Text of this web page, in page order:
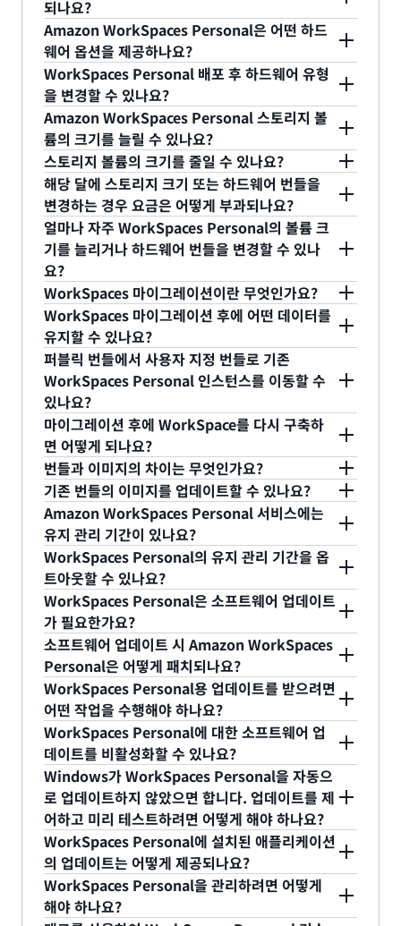
WorkSpaces 관리를 참조하세요.
Ubuntu WorkSpaces Personal: WorkSpaces
의 구성 파일을 수정합니다. 자세한 내용은설명
서에서 Ubuntu WorkSpaces 관리를 참조하세
요.
Red Hat Enterprise Linux WorkSpaces
Personal: WorkSpaces의 구성 파일을 수정합
니다. 자세한 내용은설명서에서 Red Hat
Enterprise Linux WorkSpaces 관리를 참조하
세요.
Rocky Linux WorkSpaces Personal:
WorkSpaces의 구성 파일을 수정합니다. 자세한
내용은설명서에서 Rocky Linux WorkSpaces
관리를 참조하세요.
WorkSpaces Pool: WorkSpaces Pool 디렉터
리의 설정을 변경하면 전체 풀의 설정이 한 번에
변경됩니다. 자세한 내용은 설명서에서
WorkSpaces Pools 디렉터리 구성을 참조하세
요.
특성, 네트워크 성능과 같은 요소를 기반으로 최적의
압축/압축 해제 알고리즘(코덱) 조합을 선택하여 데
스크톱 렌더링을 인코딩하고 사용자의 디바이스에서
실행되는 WorkSpaces 클라이언트 애플리케이션에
픽셀 스트림으로 전송합니다. 고품질 픽셀 스트림을
제공하는 것 외에도 원격 디스플레이 프로토콜은
WorkSpaces에 제공되는 다양한 운영 체제를 지원
할 뿐만 아니라 복사/붙여넣기, 인쇄, 스마트 카드 리
디렉션과 같은 모든 세션 내 기능을 사용할 수 있도록
합니다.
니다.
AWS 제공:Windows Server 2016, Windows
Server 2019, Windows Server 2022, Amazon
Linux 2, Ubuntu 22.04, Rocky Linux8, Red
Hat Enterprise Linux 8
기존 보유 라이선스 사용:Windows 10 및
Windows 11. 현재 지원되는 버전 정보를 보려면
BYOL 설명서를 참조하세요.
되나요?
WorkSpaces Personal은 언제든지 변경할 수 있는
두 가지 요금 옵션을 제공합니다. AlwaysOn 가상 데
스크톱은 무제한 사용에 대해 예측 가능한 월별 고정
요금이 청구되며 이 서비스를 기본 데스크톱으로 사
용하는 사용자에게 즉각적인 액세스를 제공합니다.
AutoStop 시간별 측정은 가상 데스크톱을 사용하지
않을 때는 애플리케이션 및 데이터의 상태를 보존하
면서 과금을 중단하고 사용자가 로그온하면 자동으로
재개됩니다. AutoStop 가상 데스크톱에 대한 청구
에는 저렴한 월별 기본 요금과 인스턴스 사용에 대한
시간당 요금이 포함됩니다. 자세한 내용은
WorkSpaces 요금 페이지를 참조하세요.
Amazon WorkSpaces Personal은 어떤 하드
웨어 옵션을 제공하나요?
Amazon WorkSpaces Personal은 GPU 옵션을 비
롯한 다양한 하드웨어 옵션을 제공합니다. 옵션 및 해
당 옵션에 적합한 워크로드에 대한 자세한 내용은 번
들 설명서를 참조하세요.
WorkSpaces Personal 배포 후 하드웨어 유형
을 변경할 수 있나요?
예. WorkSpace를 배포한 후 컴퓨팅 유형 구성을 변
경할 수 있습니다. 자세한 내용은설명서에서
WorkSpace 수정을 참조하세요.
Amazon WorkSpaces Personal 스토리지 볼
륨의 크기를 늘릴 수 있나요?
예. 언제든 WorkSpaces Personal에 연결된 루트
볼륨과 사용자 볼륨의 크기를 늘릴 수 있습니다. 자세
한 내용은설명서에서 WorkSpaces 수정을 참조하
세요.
스토리지 볼륨의 크기를 줄일 수 있나요?
아니오. 데이터를 보존하려면 WorkSpaces가 시작
된 후에는 어떤 볼륨의 크기도 줄일 수 없습니다.
해당 달에 스토리지 크기 또는 하드웨어 번들을
변경하는 경우 요금은 어떻게 부과되나요?
어떤 변경 사항이든 AlwaysOn 월별 요금 또는
AutoStop WorkSpaces 월별 요금이 일 단위로 비
례 할당으로 계산되어 부과됩니다.
예를 들어, 해당 달의 10일에 AlwaysOn Power
WorkSpace 볼륨을 175GB 늘리고 루트 볼륨과 사
용자 볼륨을 각각 100GB 늘린 경우, Power
WorkSpace에 대한 요금 78.00 USD와 20일 동안
추가 175GB에 대한 요금 11.60 USD(US-East-1에
서 월별 GB당 0.10 USD)가 부과됩니다. 이와 마찬가
지로 해당 월의 15일에 Value에서 Standard로 번들
을 전환하는 경우 15일 동안 Value WorkSpaces 요
금(US-East-1에서 12.50 USD)과 15일 동안
Standard WorkSpaces 요금(US-East-1에서
17.50 USD)이 부과됩니다.
얼마나 자주 WorkSpaces Personal의 볼륨 크
기를 늘리거나 하드웨어 번들을 변경할 수 있나
요?
6시간에 한 번 볼륨 크기를 늘리거나 WorkSpaces를
더 큰 하드웨어 번들로 변경할 수 있습니다. 또한, 30
일에 한 번 더 작은 하드웨어 번들로 변경할 수 있습
니다. 새로 시작된 WorkSpaces의 경우 더 큰 번들을
요청하기 전에 6시간을 기다려야 합니다.
예를 들어 12월 5일 오전 11시에 Standard
WorkSpaces의 루트 볼륨과 사용자 볼륨을 늘리고
동시에 Performance WorkSpaces로 변경하는 경
우, 12월 5일 오후 4시에 다시 루트 볼륨과 사용자 볼
륨을 늘리고 하드웨어 번들을 변경할 수 있습니다. 12
월 6일 낮 12시에 Performance WorkSpace에서
Standard WorkSpace로 변경한 후 더 작은 번들
(Value)로 전환하려는 경우, 1월 6일 낮 12시가 되어
야 이를 변경할 수 있습니다.
WorkSpaces 마이그레이션이란 무엇인가요?
WorkSpaces 마이그레이션을 사용하면 사용자 프로
필 데이터 손실 없이 WorkSpaces Personal 최종
사용자를 새 운영 체제 또는 베이스라인 사용자 지정
이미지로 이동할 수 있습니다. 자세한 내용은 설명서
에서 마이그레이션을 참조하세요.
WorkSpaces 마이그레이션 후에 어떤 데이터를
유지할 수 있나요?
오리지널 사용자 볼륨의 최신 스냅샷에 있는 모든 데
이터가 유지됩니다. Windows WorkSpace의 경우
최신 스냅샷이 캡처한 D 드라이브 데이터가 마이그레
이션 후에 유지되고 C 드라이브는 대상 번들 이미지
에서 새로 생성됩니다. 그 뿐 아니라, 마이그레이션
기능은 이전 사용자 프로필에서 새 프로필로 데이터
를 이동하는 시도를 합니다. 새 프로필로 이동할 수
없는 데이터는 .notMigrated 폴더에 보존됩니다. 자
세한 내용은설명서를 참조하세요.
퍼블릭 번들에서 사용자 지정 번들로 기존
WorkSpaces Personal 인스턴스를 이동할 수
있나요?
예. WorkSpaces 마이그레이션 기능을 사용하면
WorkSpaces 인스턴스의 루트 볼륨을 다른 번들의
기본 이미지로 대체할 수 있습니다. 마이그레이션 기
능은 대상 번들 이미지에서 새로운 루트 볼륨 및 최신
오리지널 사용자 볼륨 스냅샷에서 사용자 볼륨을 사
용하여 WorkSpace를 다시 생성합니다. 마이그레이
션에 대한 자세한 내용은설명서를 참조하세요.
마이그레이션 후에 WorkSpace를 다시 구축하
면 어떻게 되나요?
마이그레이션은 WorkSpace를 새 번들에 연결합니
다. 마이그레이션 후 다시 구축은 이 새로 연결된 번
들을 사용하여 루트 볼륨을 생성합니다.
번들과 이미지의 차이는 무엇인가요?
OS, 소프트웨어 및 설정만 포함하고 있는 것이 이미
지이고, WorkSpace를 시작할 수 있는 하드웨어 및
이미지가 모두 통합된 것이 번들입니다. 이미지 및 번
들에 대한 개요는설명서를 참조하세요. 번들은
WorkSpaces Personal에서만 사용되며
WorkSpaces Pools에는 적용되지 않습니다.
기존 번들의 이미지를 업데이트할 수 있나요?
예. 원래 이미지와 동일한 티어의 소프트웨어(예:
Plus 소프트웨어)가 포함된 새로운 이미지로 기존 번
들을 업데이트할 수 있습니다. 자세한 내용은 설명서
를 참조하세요.
Amazon WorkSpaces Personal 서비스에는
유지 관리 기간이 있나요?
예. Amazon WorkSpaces는 AlwaysOn과
AutoStop WorkSpaces 모두에 대해 유지 관리 기
간을 기본적으로 활성화합니다. AlwaysOn(월별)
WorkSpaces의 경우 유지 관리 일정이 WorkSpace
의 OS 설정에 따라 제어됩니다. 기본 유지 관리 기간
은 매주 일요일 오전 0시에서 4시까지 4시간입니다.
이 기간은 Amazon WorkSpaces에 대해 설정한 시
간대 설정에 따라 달라집니다. 이 기간에는
WorkSpaces를 사용하지 못할 수도 있습니다.
AutoStop(시간별) WorkSpaces의 경우, 일반적으
로 WorkSpaces AWS 리전의 시간대에서 해당 월의
3번째 월요일부터 매일 0시에서 5시까지가 기본 유
지 관리 기간이 됩니다. 유지 관리 기간은 최대 2주가
될 수 있습니다. WorkSpaces는 유지 관리 기간 중
어느 날에든 유지 관리가 수행될 수 있습니다.
WorkSpaces 관리 콘솔에서 AutoStop
WorkSpaces의 유지 관리 모드를 설정할 수 있습니
WorkSpaces Personal의 유지 관리 기간을 옵
트아웃할 수 있나요?
WorkSpaces는 정기적으로 유지 관리하는 것이 좋
습니다. WorkSpaces 유지 관리 일정을 직접 실행하
려는 경우 Windows WorkSpaces의 서비스 기본 유
지 관리 기간을 옵트아웃할 수 있습니다.
AutoStop(시간별) WorkSpaces의 경우,콘솔 에서
유지 관리 모드를 사용 중지할 수 있습니다.
AlwaysOn Windows WorkSpaces의 경우, 유지 관
리 기간은 시스템 설정에 따라 제어되며자동 업데이
트 GPO 설정을 통해 구성할 수 있습니다. 현재
AlwaysOn Amazon Linux Ubuntu, Rocky Linux
및 Red Hat Enterprise Linux WorkSpaces에 대해
서는 유지 관리 기간을 옵트아웃할 수 없습니다.
WorkSpaces Personal은 소프트웨어 업데이트
가 필요한가요?
WorkSpaces Personal은 사용자에게 Linux 및
Windows 클라우드 데스크톱을 제공합니다. 기본
OS 및 WorkSpace에 설치된 모든 애플리케이션에
업데이트가 필요할 수 있습니다.
소프트웨어 업데이트 시 Amazon WorkSpaces
Personal은 어떻게 패치되나요?
기본적으로 Amazon WorkSpaces는 소프트웨어 업
데이트를 설치하도록 구성됩니다. Amazon Linux,
Ubuntu, Rocky Linux 및 Red Hat Enterprise
Linux WorkSpaces는 최신 보안 및 소프트웨어 패
치를 설치하도록 업데이트되고, Windows 구동
Amazon WorkSpaces에서는 Windows 업데이트
가 활성화됩니다.애플리케이션 관리를 통해 설치된
애플리케이션 업데이트는 일반 Windows 업데이트
의 일부로 포함됩니다. 이 설정을 사용자 지정하거나
다른 패치 관리 접근 방식을 사용할 수 있습니다. 업
데이트는 매주 일요일 오전 2시에 설치됩니다.
WorkSpaces Personal용 업데이트를 받으려면
어떤 작업을 수행해야 하나요?
아무 작업도 수행할 필요가 없습니다. 유지 관리 기간
중 WorkSpaces에 대한 업데이트가 자동으로 이루
어집니다. 유지 관리 기간 중에는 WorkSpaces를 사
용하지 못할 수 있습니다.
WorkSpaces Personal에 대한 소프트웨어 업
데이트를 비활성화할 수 있나요?
아니오. 사용자의 WorkSpaces가 정상적으로 작동
하기 위해서는 Amazon WorkSpaces 서비스에 이
러한 업데이트가 제공되어야 합니다.
Windows가 WorkSpaces Personal을 자동으
로 업데이트하지 않았으면 합니다. 업데이트를 제
어하고 미리 테스트하려면 어떻게 해야 하나요?
WorkSpaces에서 Windows 업데이트 구성을 완벽
하게 제어하고 Active Directory 그룹 정책을 사용하
여 정확한 요구 사항을 충족하도록 WorkSpaces를
구성할 수 있습니다. 적절하게 계획할 수 있도록 패치
WorkSpaces Personal에 설치된 애플리케이션
의 업데이트는 어떻게 제공되나요?
Amazon Linux 2, Ubuntu, Rocky Linux 및 Red
Hat Enterprise Linux를 실행하는 Amazon
WorkSpaces Personal을 관리하려면 어떻게
해야 하나요?